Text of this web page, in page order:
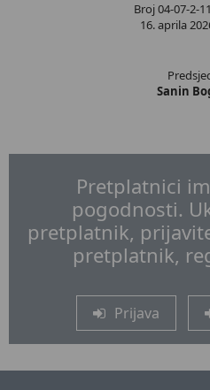
Broj 04-07-2-
16. aprila
Sanin
Pretplatnici
pogodnosti.
pretplatnik,
pretplatnik,
Prijava